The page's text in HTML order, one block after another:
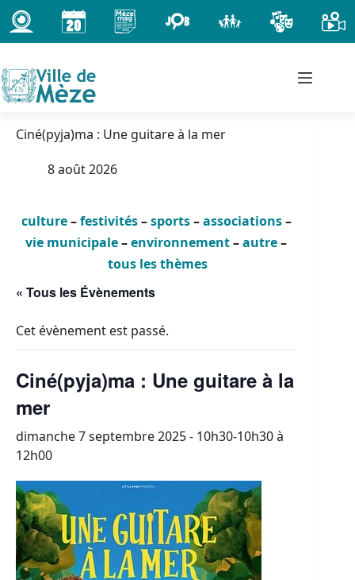
Passer
au
contenu
Ciné(pyja)ma : Une guitare à la mer
8 août 2026
culture–festivités–sports–associations–
vie municipale–environnement–autre–
tous les thèmes
« Tous les Évènements
Cet évènement est passé.
Ciné(pyja)ma : Une guitare à la
mer
dimanche 7 septembre 2025 - 10h30-10h30à
12h00